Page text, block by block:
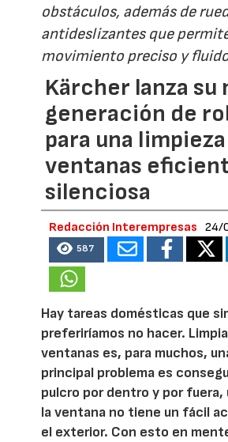
obstáculos, además de
antideslizantes que
movimiento preciso y
Kärcher lanza su
generación de
para una
ventanas
silenciosa
Redacción Interempresas 24/
587
Hay tareas domésticas que
preferiríamos no hacer.
ventanas es, para muchos,
principal problema es
pulcro por dentro y por fuera,
la ventana no tiene un fácil
el exterior. Con esto en